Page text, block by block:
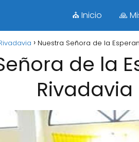
⛪ Inicio 🙏
Nuestra Señora de la
de la